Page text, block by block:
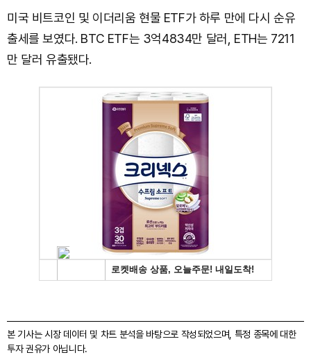
미국 비트코인 및 이더리움 현물 ETF가 하루 만에 다시 순유
출세를 보였다. BTC ETF는 3억4834만 달러, ETH는 7211
만 달러 유출됐다.
본 기사는 시장 데이터 및 차트 분석을 바탕으로 작성되었으며, 특정 종목에 대한
투자 권유가 아닙니다.